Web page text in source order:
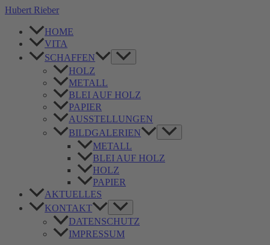
Zum
springen
Hubert Rieber
HOME
VITA
SCHAFFEN
Menü
umschalten
HOLZ
METALL
BLEI AUF HOLZ
PAPIER
AUSSTELLUNGEN
BILDGALERIEN
Menü
umschalten
METALL
BLEI AUF HOLZ
HOLZ
PAPIER
AKTUELLES
KONTAKT
Menü
umschalten
DATENSCHUTZ
IMPRESSUM